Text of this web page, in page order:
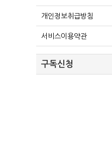
개인정보취급방침
서비스이용약관
구독신청